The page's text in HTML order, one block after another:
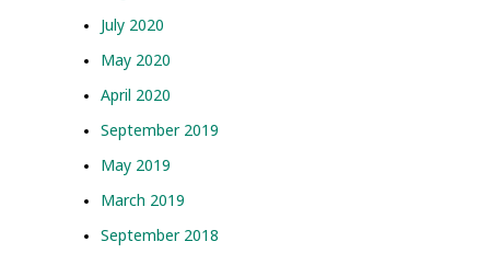
July 2020
May 2020
April 2020
September 2019
May 2019
March 2019
September 2018